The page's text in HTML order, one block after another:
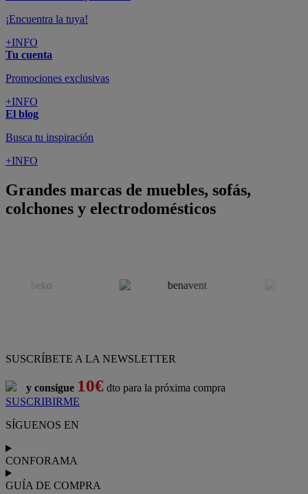
¡Encuentra la tuya!
+INFO
Tu cuenta
Promociones exclusivas
+INFO
El blog
Busca tu inspiración
+INFO
Grandes marcas de muebles, sofás,
colchones y electrodomésticos
SUSCRÍBETE A LA NEWSLETTER
y consigue 10€ dto para la próxima compra
SUSCRIBIRME
SÍGUENOS EN
CONFORAMA
GUÍA DE COMPRA